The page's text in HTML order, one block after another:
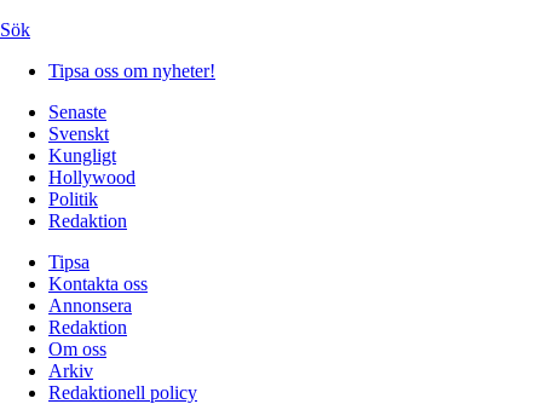
Sök
Tipsa oss om nyheter!
Senaste
Svenskt
Kungligt
Hollywood
Politik
Redaktion
Tipsa
Kontakta oss
Annonsera
Redaktion
Om oss
Arkiv
Redaktionell policy